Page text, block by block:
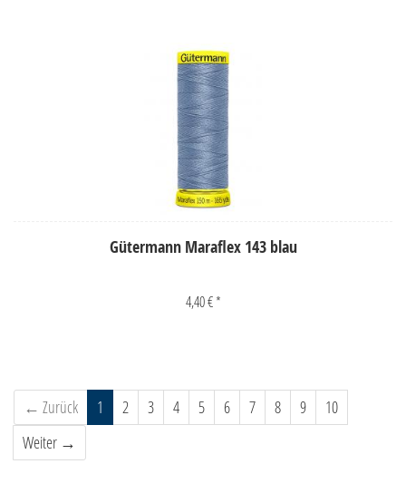
Gütermann Maraflex 143 blau
4,40 € *
← Zurück 1 2 3 4 5 6 7 8 9
10
Weiter →